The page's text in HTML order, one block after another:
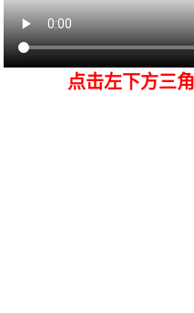
点击左下方三